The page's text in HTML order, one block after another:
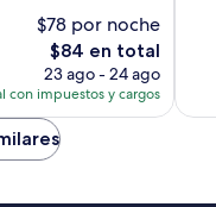
$78 por noche
El
precio
actual
es
de
$84
$84 en total
23 ago - 24 ago
con impuestos y cargos